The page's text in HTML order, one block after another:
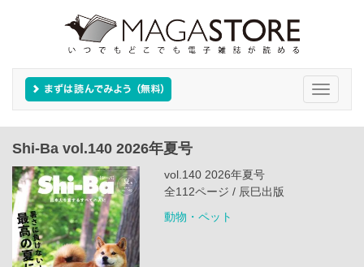
Toggle
Shi-Ba vol.140 2026年夏号
vol.140 2026年夏号
全112ページ / 辰巳出版
動物・ペット